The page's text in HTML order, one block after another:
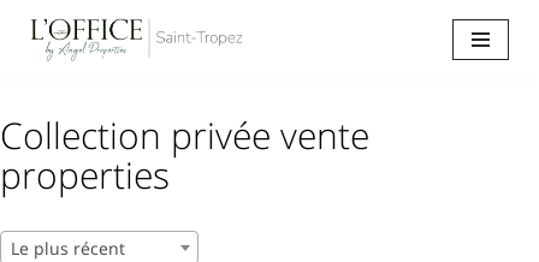
Aller
contenu
Collection privée vente
properties
Le plus récent